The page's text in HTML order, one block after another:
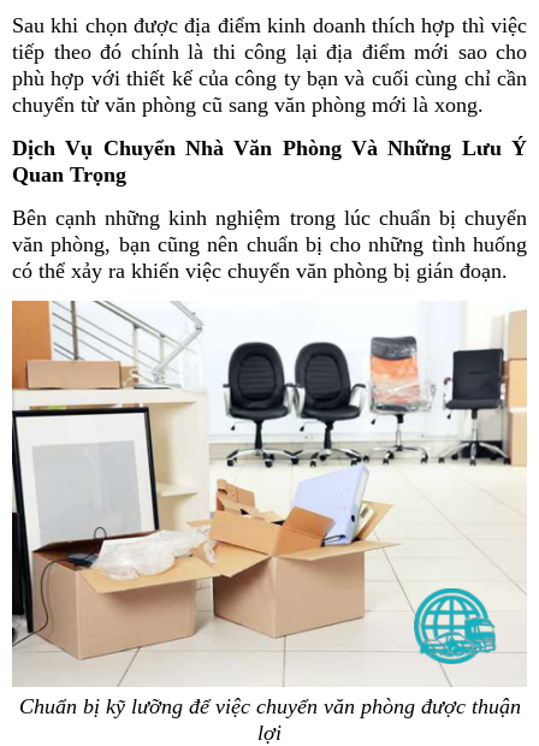
Sau khi chọn được địa điểm kinh doanh thích hợp thì việc
tiếp theo đó chính là thi công lại địa điểm mới sao cho
phù hợp với thiết kế của công ty bạn và cuối cùng chỉ cần
chuyển từ văn phòng cũ sang văn phòng mới là xong.
Dịch Vụ Chuyển Nhà Văn Phòng Và Những Lưu Ý
Quan Trọng
Bên cạnh những kinh nghiệm trong lúc chuẩn bị chuyển
văn phòng, bạn cũng nên chuẩn bị cho những tình huống
có thể xảy ra khiến việc chuyển văn phòng bị gián đoạn.
Chuẩn bị kỹ lưỡng để việc chuyển văn phòng được thuận
lợi